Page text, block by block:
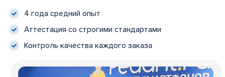
4 года средний опыт
Аттестация со строгими стандартами
Контроль качества каждого заказа